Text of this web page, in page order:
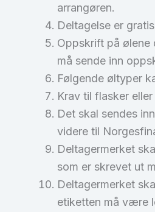
arrangøren.
Deltagelse er
Oppskrift på ølene
må sende inn
Følgende øltyper
Krav til flasker
Det skal sendes
videre til
Deltagermerket
som er skrevet ut
Deltagermerket
etiketten må være